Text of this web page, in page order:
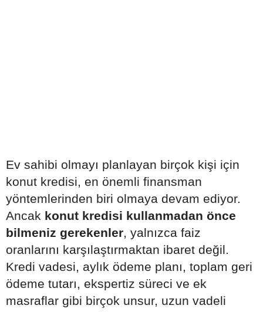
Ev sahibi olmayı planlayan birçok kişi için
konut kredisi, en önemli finansman
yöntemlerinden biri olmaya devam ediyor.
Ancak konut kredisi kullanmadan önce
bilmeniz gerekenler, yalnızca faiz
oranlarını karşılaştırmaktan ibaret değil.
Kredi vadesi, aylık ödeme planı, toplam geri
ödeme tutarı, ekspertiz süreci ve ek
masraflar gibi birçok unsur, uzun vadeli